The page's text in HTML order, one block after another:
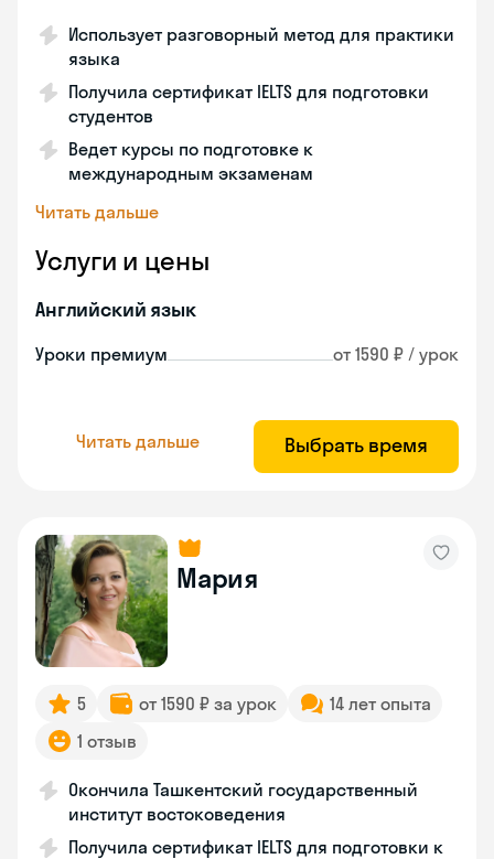
Использует разговорный метод для практики
языка
Получила сертификат IELTS для подготовки
студентов
Ведет курсы по подготовке к
международным экзаменам
Читать дальше
Услуги и цены
Английский язык
Уроки премиум от 1590 ₽ / урок
Читать дальше Выбрать время
Мария
5 от 1590 ₽ за урок
14 лет опыта
1 отзыв
Окончила Ташкентский государственный
институт востоковедения
Получила сертификат IELTS для подготовки к